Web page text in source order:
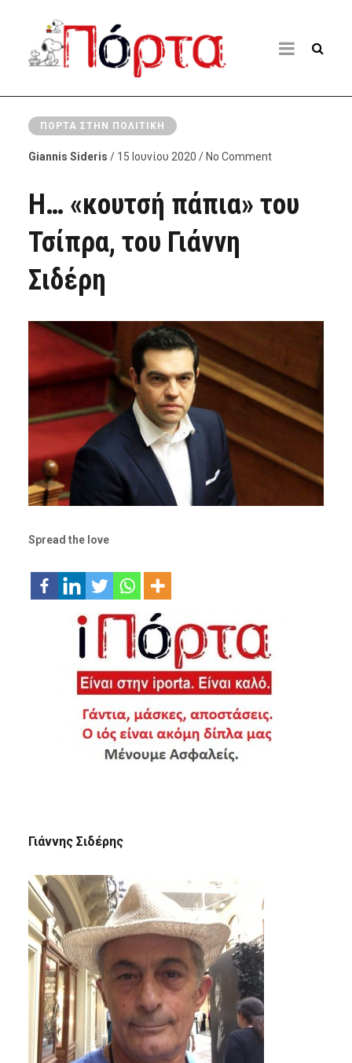
ΠΌΡΤΑ ΣΤΗΝ ΠΟΛΙΤΙΚΉ
Giannis Sideris / 15 Ιουνίου 2020 / No Comment
Η… «κουτσή πάπια» του
Τσίπρα, του Γιάννη
Σιδέρη
Spread the love
Γιάννης Σιδέρης